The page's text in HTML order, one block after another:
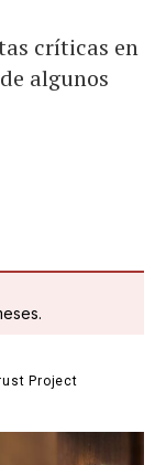
críticas en
algunos